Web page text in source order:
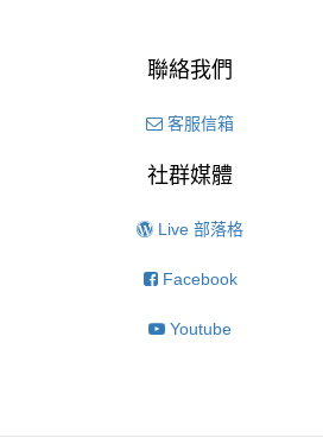
聯絡我們
客服信箱
社群媒體
Live 部落格
Facebook
Youtube